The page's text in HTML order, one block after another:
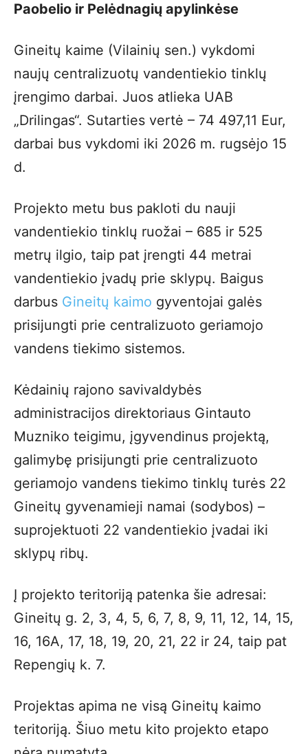
Paobelio ir Pelėdnagių apylinkėse
Gineitų kaime (Vilainių sen.) vykdomi
naujų centralizuotų vandentiekio tinklų
įrengimo darbai. Juos atlieka UAB
„Drilingas“. Sutarties vertė – 74 497,11 Eur,
darbai bus vykdomi iki 2026 m. rugsėjo 15
d.
Projekto metu bus pakloti du nauji
vandentiekio tinklų ruožai – 685 ir 525
metrų ilgio, taip pat įrengti 44 metrai
vandentiekio įvadų prie sklypų. Baigus
darbus Gineitų kaimo gyventojai galės
prisijungti prie centralizuoto geriamojo
vandens tiekimo sistemos.
Kėdainių rajono savivaldybės
administracijos direktoriaus Gintauto
Muzniko teigimu, įgyvendinus projektą,
galimybę prisijungti prie centralizuoto
geriamojo vandens tiekimo tinklų turės 22
Gineitų gyvenamieji namai (sodybos) –
suprojektuoti 22 vandentiekio įvadai iki
sklypų ribų.
Į projekto teritoriją patenka šie adresai:
Gineitų g. 2, 3, 4, 5, 6, 7, 8, 9, 11, 12, 14, 15,
16, 16A, 17, 18, 19, 20, 21, 22 ir 24, taip pat
Repengių k. 7.
Projektas apima ne visą Gineitų kaimo
teritoriją. Šiuo metu kito projekto etapo